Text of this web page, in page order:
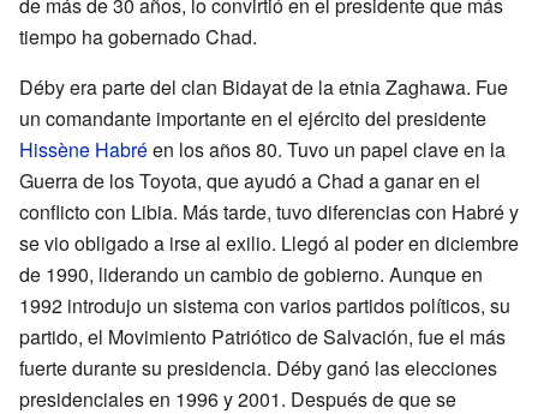
tiempo ha gobernado Chad.
Déby era parte del clan Bidayat de la etnia Zaghawa. Fue
un comandante importante en el ejército del presidente
Hissène Habréen los años 80. Tuvo un papel clave en la
Guerra de los Toyota, que ayudó a Chad a ganar en el
conflicto con Libia. Más tarde, tuvo diferencias con Habré y
se vio obligado a irse al exilio. Llegó al poder en diciembre
de 1990, liderando un cambio de gobierno. Aunque en
1992 introdujo un sistema con varios partidos políticos, su
partido, el Movimiento Patriótico de Salvación, fue el más
fuerte durante su presidencia. Déby ganó las elecciones
presidenciales en 1996 y 2001. Después de que se